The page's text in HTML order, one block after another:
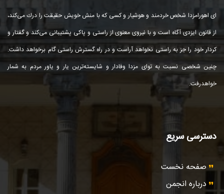
ای اهورامزدا شخص خردمند و هوشیار و كسی كه با منش خویش حقیقت را درك می‌كند،
از قانون ایزدی آگاه است و با نیروی معنوی از راستی و پاكی پشتیبانی می‌كند و گفتار و
كردار خود را جز به راستی نخواهد آراست و در راه گسترش راستی گام برخواهد داشت.
چنین شخصی نسبت به توای مزدا وفادار و شایسته‌ترین یار و یاور مردم به شمار
خواهد‌رفت.
دسترسی سریع
صفحه نخست
درباره انجمن